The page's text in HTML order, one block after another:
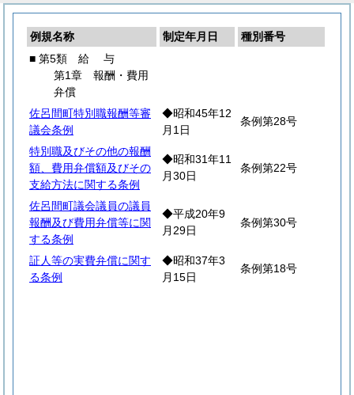
例規名称 制定年月日
種別番号
■ 第5類 給 与
第1章 報酬・費用
弁償
佐呂間町特別職報酬等審
議会条例
◆昭和45年12
月1日
条例第28号
特別職及びその他の報酬
額、費用弁償額及びその
支給方法に関する条例
◆昭和31年11
月30日
条例第22号
佐呂間町議会議員の議員
報酬及び費用弁償等に関
する条例
◆平成20年9
月29日
条例第30号
証人等の実費弁償に関す
る条例
◆昭和37年3
月15日
条例第18号